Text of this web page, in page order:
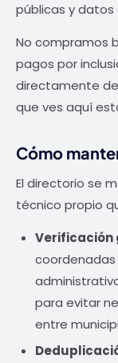
públicas y
No compramos
pagos por
directamente
que ves aquí
Cómo
El directorio se
técnico propio
Verificación
coordenadas
para evitar
entre